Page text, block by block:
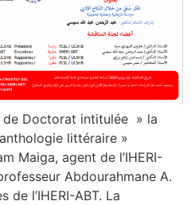
de Doctorat intitulée » la
littéraire »
Maiga, agent de l’IHERI-
Abdourahmane A.
de l’IHERI-ABT. La